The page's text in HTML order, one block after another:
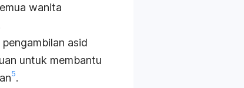
wanita
asid
untuk membantu
5.